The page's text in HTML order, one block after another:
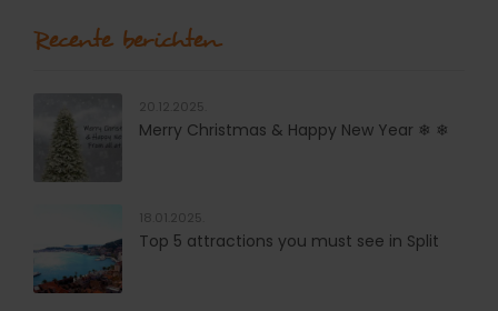
Recente berichten
20.12.2025.
Merry Christmas & Happy New Year ❄ ❄
18.01.2025.
Top 5 attractions you must see in Split